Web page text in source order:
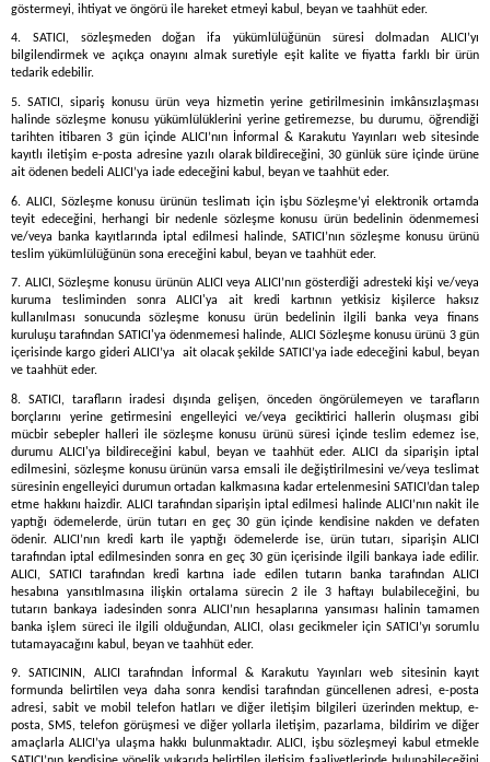
göstermeyi, ihtiyat ve öngörü ile hareket etmeyi kabul, beyan ve taahhüt eder.
4. SATICI, sözleşmeden doğan ifa yükümlülüğünün süresi dolmadan ALICI’yı
bilgilendirmek ve açıkça onayını almak suretiyle eşit kalite ve fiyatta farklı bir ürün
tedarik edebilir.
5. SATICI, sipariş konusu ürün veya hizmetin yerine getirilmesinin imkânsızlaşması
halinde sözleşme konusu yükümlülüklerini yerine getiremezse, bu durumu, öğrendiği
tarihten itibaren 3 gün içinde ALICI’nın İnformal & Karakutu Yayınları web sitesinde
kayıtlı iletişim e-posta adresine yazılı olarak bildireceğini, 30 günlük süre içinde ürüne
ait ödenen bedeli ALICI’ya iade edeceğini kabul, beyan ve taahhüt eder.
6. ALICI, Sözleşme konusu ürünün teslimatı için işbu Sözleşme’yi elektronik ortamda
teyit edeceğini, herhangi bir nedenle sözleşme konusu ürün bedelinin ödenmemesi
ve/veya banka kayıtlarında iptal edilmesi halinde, SATICI’nın sözleşme konusu ürünü
teslim yükümlülüğünün sona ereceğini kabul, beyan ve taahhüt eder.
7. ALICI, Sözleşme konusu ürünün ALICI veya ALICI’nın gösterdiği adresteki kişi ve/veya
kuruma tesliminden sonra ALICI'ya ait kredi kartının yetkisiz kişilerce haksız
kullanılması sonucunda sözleşme konusu ürün bedelinin ilgili banka veya finans
kuruluşu tarafından SATICI'ya ödenmemesi halinde, ALICI Sözleşme konusu ürünü 3 gün
içerisinde kargo gideri ALICI’ya ait olacak şekilde SATICI’ya iade edeceğini kabul, beyan
ve taahhüt eder.
8. SATICI, tarafların iradesi dışında gelişen, önceden öngörülemeyen ve tarafların
borçlarını yerine getirmesini engelleyici ve/veya geciktirici hallerin oluşması gibi
mücbir sebepler halleri ile sözleşme konusu ürünü süresi içinde teslim edemez ise,
durumu ALICI'ya bildireceğini kabul, beyan ve taahhüt eder. ALICI da siparişin iptal
edilmesini, sözleşme konusu ürünün varsa emsali ile değiştirilmesini ve/veya teslimat
süresinin engelleyici durumun ortadan kalkmasına kadar ertelenmesini SATICI’dan talep
etme hakkını haizdir. ALICI tarafından siparişin iptal edilmesi halinde ALICI’nın nakit ile
yaptığı ödemelerde, ürün tutarı en geç 30 gün içinde kendisine nakden ve defaten
ödenir. ALICI’nın kredi kartı ile yaptığı ödemelerde ise, ürün tutarı, siparişin ALICI
tarafından iptal edilmesinden sonra en geç 30 gün içerisinde ilgili bankaya iade edilir.
ALICI, SATICI tarafından kredi kartına iade edilen tutarın banka tarafından ALICI
hesabına yansıtılmasına ilişkin ortalama sürecin 2 ile 3 haftayı bulabileceğini, bu
tutarın bankaya iadesinden sonra ALICI’nın hesaplarına yansıması halinin tamamen
banka işlem süreci ile ilgili olduğundan, ALICI, olası gecikmeler için SATICI’yı sorumlu
tutamayacağını kabul, beyan ve taahhüt eder.
9. SATICININ, ALICI tarafından İnformal & Karakutu Yayınları web sitesinin kayıt
formunda belirtilen veya daha sonra kendisi tarafından güncellenen adresi, e-posta
adresi, sabit ve mobil telefon hatları ve diğer iletişim bilgileri üzerinden mektup, e-
posta, SMS, telefon görüşmesi ve diğer yollarla iletişim, pazarlama, bildirim ve diğer
amaçlarla ALICI’ya ulaşma hakkı bulunmaktadır. ALICI, işbu sözleşmeyi kabul etmekle